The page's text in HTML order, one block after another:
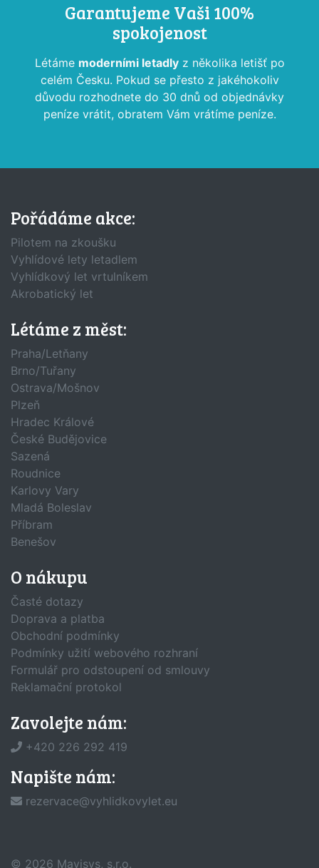
Garantujeme Vaši 100%
spokojenost
Létáme moderními letadlyz několika letišť po
celém Česku. Pokud se přesto z jakéhokoliv
důvodu rozhodnete do 30 dnů od objednávky
peníze vrátit, obratem Vám vrátíme peníze.
Pořádáme akce:
Pilotem na zkoušku
Vyhlídové lety letadlem
Vyhlídkový let vrtulníkem
Akrobatický let
Létáme z měst:
Praha/Letňany
Brno/Tuřany
Ostrava/Mošnov
Plzeň
Hradec Králové
České Budějovice
Sazená
Roudnice
Karlovy Vary
Mladá Boleslav
Příbram
Benešov
O nákupu
Časté dotazy
Doprava a platba
Obchodní podmínky
Podmínky užití webového rozhraní
Formulář pro odstoupení od smlouvy
Reklamační protokol
Zavolejte nám:
+420 226 292 419
Napište nám:
rezervace@vyhlidkovylet.eu
© 2026 Mavisys, s.r.o.